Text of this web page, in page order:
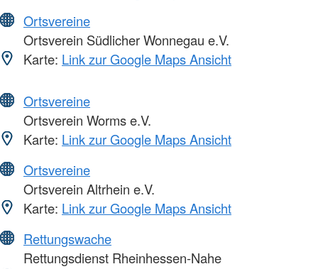
Ortsvereine
Ortsverein Südlicher Wonnegau e.V.
Karte: Link zur Google Maps Ansicht
Ortsvereine
Ortsverein Worms e.V.
Karte: Link zur Google Maps Ansicht
Ortsvereine
Ortsverein Altrhein e.V.
Karte: Link zur Google Maps Ansicht
Rettungswache
Rettungsdienst Rheinhessen-Nahe